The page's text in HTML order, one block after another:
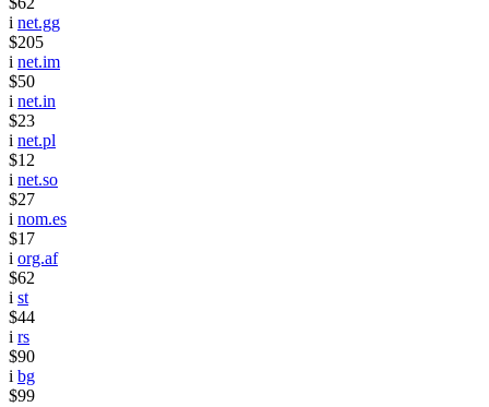
i net.gg
$205
i net.im
$50
i net.in
$23
i net.pl
$12
i net.so
$27
i nom.es
$17
i org.af
$62
i st
$44
i rs
$90
i bg
$99